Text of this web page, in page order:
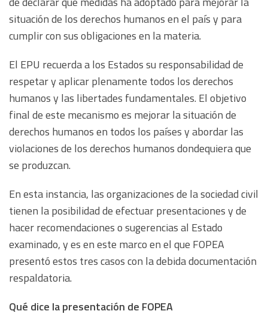
situación de los derechos humanos en el país y para
cumplir con sus obligaciones en la materia.
El EPU recuerda a los Estados su responsabilidad de
respetar y aplicar plenamente todos los derechos
humanos y las libertades fundamentales. El objetivo
final de este mecanismo es mejorar la situación de
derechos humanos en todos los países y abordar las
violaciones de los derechos humanos dondequiera que
se produzcan.
En esta instancia, las organizaciones de la sociedad civil
tienen la posibilidad de efectuar presentaciones y de
hacer recomendaciones o sugerencias al Estado
examinado, y es en este marco en el que FOPEA
presentó estos tres casos con la debida documentación
respaldatoria.
Qué dice la presentación de FOPEA